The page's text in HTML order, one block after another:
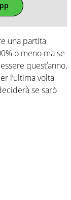
una partita
o meno ma se
quest’anno,
l’ultima volta
se sarò